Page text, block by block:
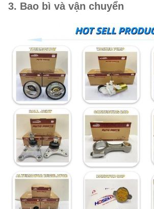
3. Bao bì và vận chuyển